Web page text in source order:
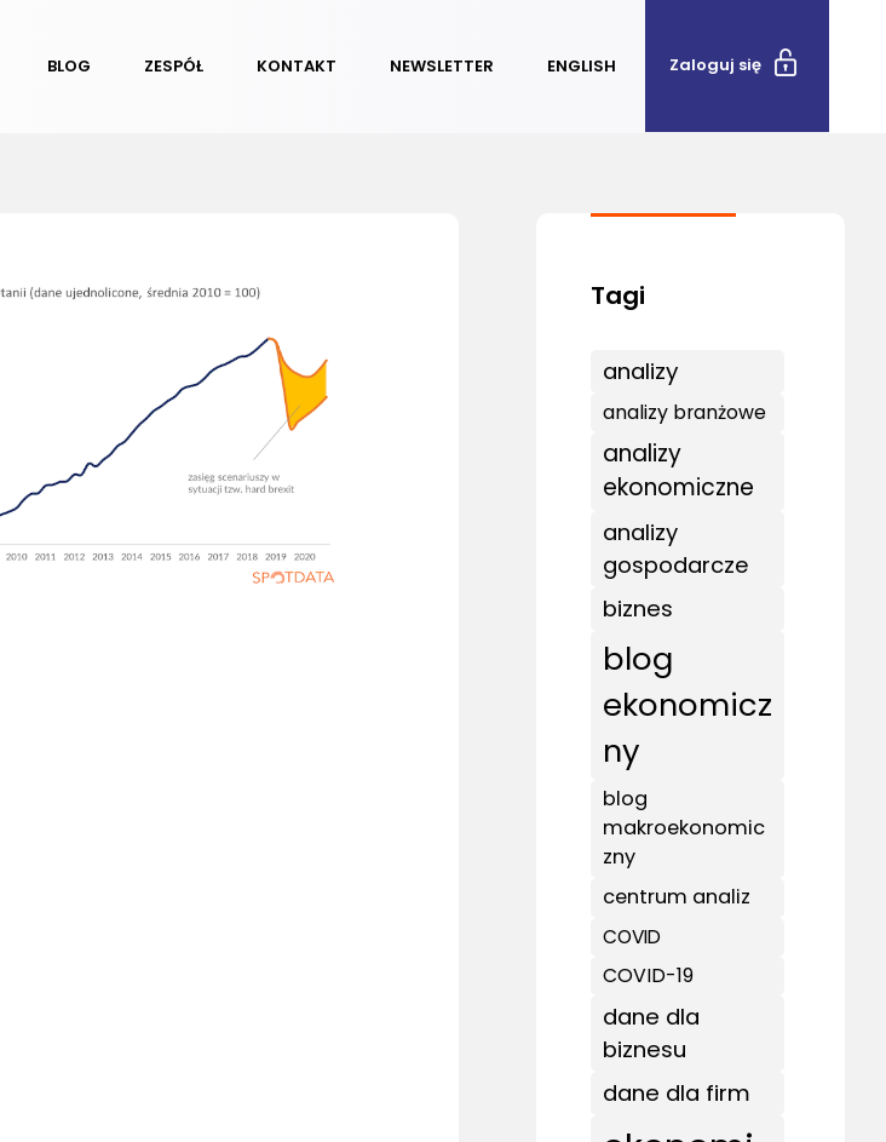
BLOG ZESPÓŁ KONTAKT NEWSLETTER ENGLISH Zaloguj się
analizy
analizy branżowe
analizy
ekonomiczne
analizy
gospodarcze
biznes
blog
ekonomicz
ny
blog
makroekonomic
zny
centrum analiz
COVID
COVID-19
dane dla
biznesu
dane dla firm